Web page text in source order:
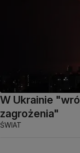
W Ukrainie
zagrożenia"
ŚWIAT